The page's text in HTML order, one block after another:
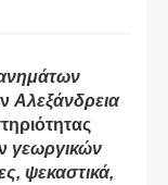
Αλεξάνδρεια
γεωργικών
ψεκαστικά,